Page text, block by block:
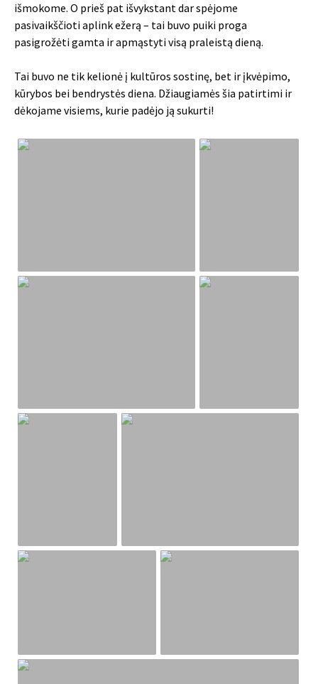
išmokome. O prieš pat išvykstant dar spėjome
pasivaikščioti aplink ežerą – tai buvo puiki proga
pasigrožėti gamta ir apmąstyti visą praleistą dieną.
Tai buvo ne tik kelionė į kultūros sostinę, bet ir įkvėpimo,
kūrybos bei bendrystės diena. Džiaugiamės šia patirtimi ir
dėkojame visiems, kurie padėjo ją sukurti!